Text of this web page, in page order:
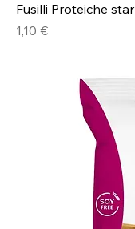
Fusilli Proteiche star
Prezzo
1,10 €